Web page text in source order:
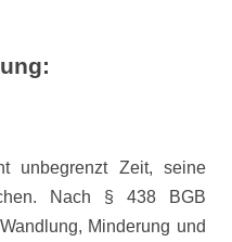
unbegrenzt Zeit, seine
Nach § 438 BGB
Minderung und